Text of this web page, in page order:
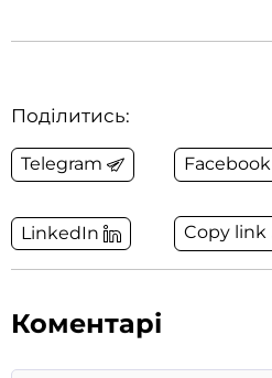
Поділитись:
Telegram Facebook
LinkedIn Copy link
Коментарі